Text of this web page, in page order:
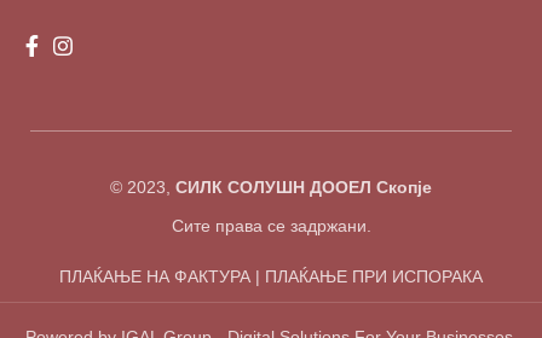
© 2023, СИЛК СОЛУШН ДООЕЛ Скопје
Сите права се задржани.
ПЛАЌАЊЕ НА ФАКТУРА | ПЛАЌАЊЕ ПРИ ИСПОРАКА